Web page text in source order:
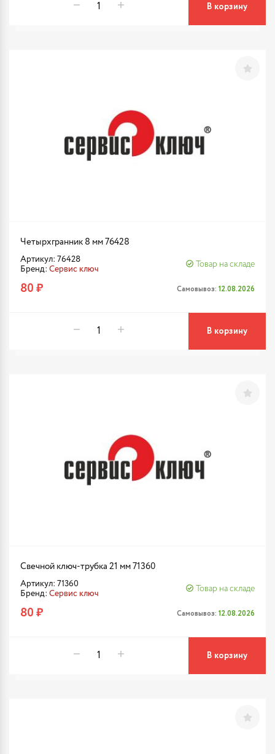
В корзину
Четырхгранник 8 мм 76428
Артикул: 76428
Бренд: Сервис ключ
Товар на складе
80 ₽ Самовывоз: 12.08.2026
В корзину
Свечной ключ-трубка 21 мм 71360
Артикул: 71360
Бренд: Сервис ключ
Товар на складе
80 ₽ Самовывоз: 12.08.2026
В корзину